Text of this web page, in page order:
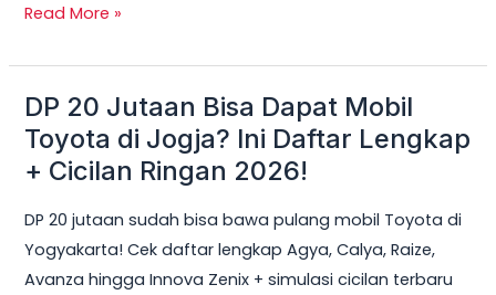
Dealer
Read More »
DP 20 Jutaan Bisa Dapat Mobil
Toyota di Jogja? Ini Daftar Lengkap
+ Cicilan Ringan 2026!
DP 20 jutaan sudah bisa bawa pulang mobil Toyota di
Yogyakarta! Cek daftar lengkap Agya, Calya, Raize,
Avanza hingga Innova Zenix + simulasi cicilan terbaru
DP
20
Jutaan
Dapat
Mobil
Toyota